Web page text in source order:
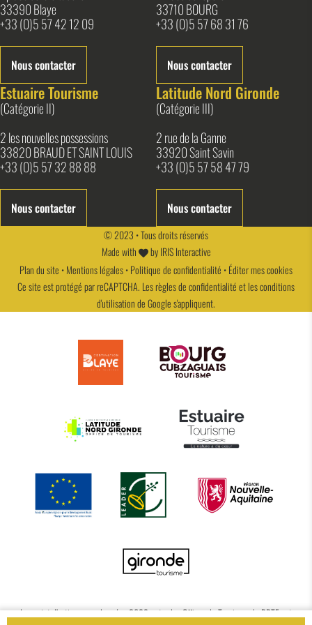
33390 Blaye
+33 (0)5 57 42 12 09
Nous contacter
33710 BOURG
+33 (0)5 57 68 31 76
Nous contacter
Estuaire Tourisme
(Catégorie II)
2 les nouvelles possessions
33820 BRAUD ET SAINT LOUIS
+33 (0)5 57 32 88 88
Nous contacter
Latitude Nord Gironde
(Catégorie III)
2 rue de la Ganne
33920 Saint Savin
+33 (0)5 57 58 47 79
Nous contacter
© 2023 • Tous droits réservés
Made with
byIRIS Interactive
Plan du site •Mentions légales•Politique de confidentialité •Éditer mes cookies
Ce site est protégé par reCAPTCHA. Lesrègles de confidentialitéet lesconditions
d'utilisationde Google s'appliquent.
Le projet d’actions coordonnées 2022 entre les Offices de Tourisme de BBTE est